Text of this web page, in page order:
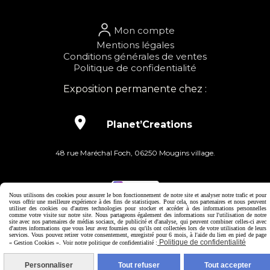
Mon compte
Mentions légales
Conditions générales de ventes
Politique de confidentialité
Exposition permanente chez :
 Planet’Creations
48 rue Maréchal Foch, 06250 Mougins village.
Mentions Légales
Conditions générales de vente
Politique de confidentialité
Gestion cookies
Mon Compte
Site créé avec CmonSite
Nous utilisons des cookies pour assurer le bon fonctionnement de notre site et analyser notre trafic et pour
vous offrir une meilleure expérience à des fins de statistiques. Pour cela, nos partenaires et nous peuvent
utiliser des cookies ou d'autres technologies pour stocker et accéder à des informations personnelles
comme votre visite sur notre site. Nous partageons également des informations sur l'utilisation de notre
site avec nos partenaires de médias sociaux, de publicité et d'analyse, qui peuvent combiner celles-ci avec
d'autres informations que vous leur avez fournies ou qu'ils ont collectées lors de votre utilisation de leurs
services. Vous pouvez retirer votre consentement, enregistré pour 6 mois, à l'aide du lien en pied de page
« Gestion Cookies ». Voir notre politique de confidentialité : Politique de confidentialité
Personnaliser Tout refuser Tout accepter